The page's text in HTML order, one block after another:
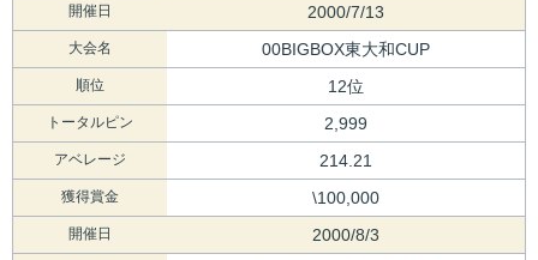
開催日 2000/7/13
大会名 00BIGBOX東大和CUP
順位 12位
トータルピン 2,999
アベレージ 214.21
獲得賞金 \100,000
開催日 2000/8/3